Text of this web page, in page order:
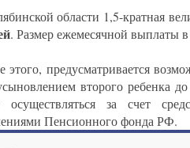
области 1,5-кратная
. Размер ежемесячной выплаты в
этого, предусматривается
второго ребенка
осуществляться за счет
Пенсионного фонда РФ.